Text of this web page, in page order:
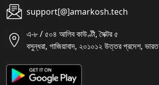
support[@]amarkosh.tech
এ-৮ / ৫০৪ আলিব কাউণ্টী, সৈক্টর ৫
বসুন্ধরা, গাজিয়াবাদ, ২০১০১২ উত্তর প্রদেশ, ভারত